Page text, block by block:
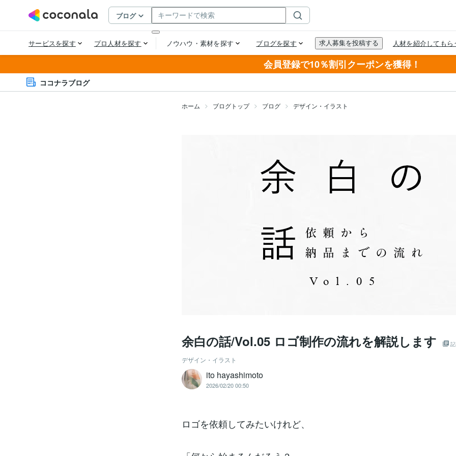
会員登録で10％割引クーポンを獲得！
ココナラブログ
ホーム ブログトップ ブログ デザイン・イラスト
余白の話/Vol.05 ロゴ制作の流れを解説します
デザイン・イラスト
ito hayashimoto
2026/02/20 00:50
ロゴを依頼してみたいけれど、